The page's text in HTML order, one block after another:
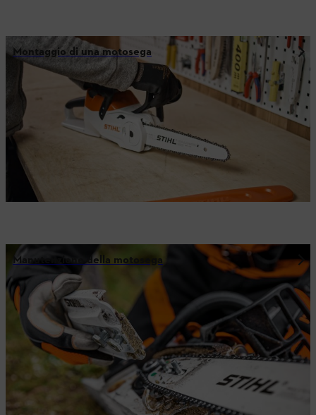
Montaggio di una motosega
Manutenzione della motosega